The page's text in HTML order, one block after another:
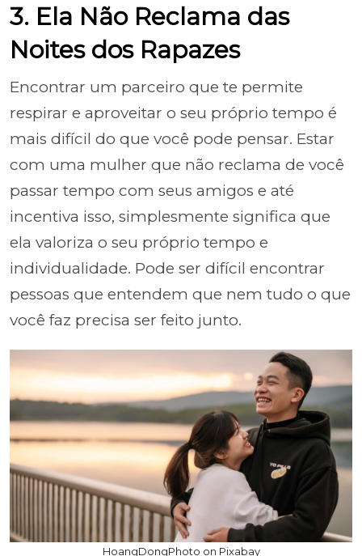
3. Ela Não Reclama das
Noites dos Rapazes
Encontrar um parceiro que te permite
respirar e aproveitar o seu próprio tempo é
mais difícil do que você pode pensar. Estar
com uma mulher que não reclama de você
passar tempo com seus amigos e até
incentiva isso, simplesmente significa que
ela valoriza o seu próprio tempo e
individualidade. Pode ser difícil encontrar
pessoas que entendem que nem tudo o que
você faz precisa ser feito junto.
HoangDongPhoto on Pixabay